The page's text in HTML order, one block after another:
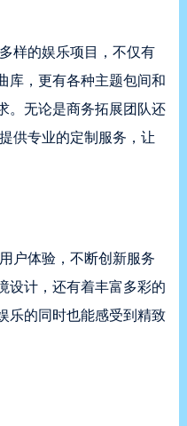
样的娱乐项目，不仅有
库，更有各种主题包间和
。无论是商务拓展团队还
供专业的定制服务，让
户体验，不断创新服务
设计，还有着丰富多彩的
乐的同时也能感受到精致